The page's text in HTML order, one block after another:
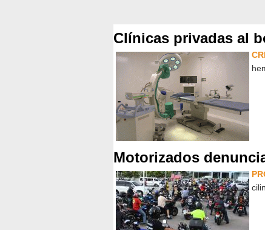
Clínicas privadas al
Motorizados